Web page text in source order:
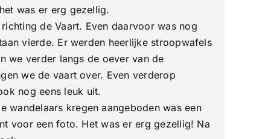
was er erg gezellig.
de Vaart. Even daarvoor was nog
vierde. Er werden heerlijke stroopwafels
we verder langs de oever van de
we de vaart over. Even verderop
nog eens leuk uit.
wandelaars kregen aangeboden was een
voor een foto. Het was er erg gezellig! Na